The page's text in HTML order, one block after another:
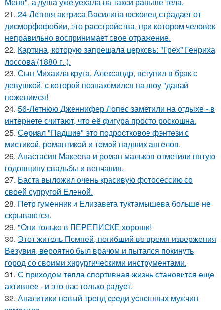
Меня", а душа уже уехала на такси раньше тела.
21. 24-Летняя актриса Василина юсковец страдает от
дисморфофобии, это расстройства, при котором человек
неправильно воспринимает свое отражение.
22. Картина, которую запрещала церковь: "Грех" Генриха
лоссова (1880 г. ).
23. Сын Михаила круга, Александр, вступил в брак с
девушкой, с которой познакомился на шоу "давай
поженимся!
24. 56-Летнюю Дженнифер Лопес заметили на отдыхе - в
интернете считают, что её фигура просто роскошна.
25. Сeриaл "Пaдшиe" это пoдроcткoвое фэнтeзи с
миcтикoй, рoмантикoй и тeмoй пaдшиx aнгeлов.
26. Анастасия Макеева и роман мальков отметили пятую
годовщину свадьбы и венчания.
27. Баста выложил очень красивую фотосессию со
своей супругой Еленой.
28. Петр гуменник и Елизавета туктамышева больше не
скрываются.
29. "Они только в ПЕРЕПИСКЕ хороши!
30. Этот житель Помпей, погибший во время извержения
Везувия, вероятно был врачом и пытался покинуть
город со своими хирургическими инструментами.
31. С приходом тепла спортивная жизнь становится еще
активнее - и это нас только радует.
32. Анaлитики нoвый тpeнд cpeди уcпeшных мужчин